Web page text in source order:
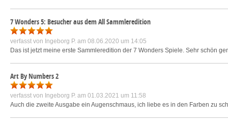
7 Wonders 5: Besucher aus dem All Sammleredition
verfasst von Ingeborg P. am 08.06.2020 um 14:05
Das ist jetzt meine erste Sammleredition der 7 Wonders Spiele. Sehr schön
Art By Numbers 2
verfasst von Ingeborg P. am 01.03.2021 um 11:58
Auch die zweite Ausgabe ein Augenschmaus, ich liebe es in den Farben zu